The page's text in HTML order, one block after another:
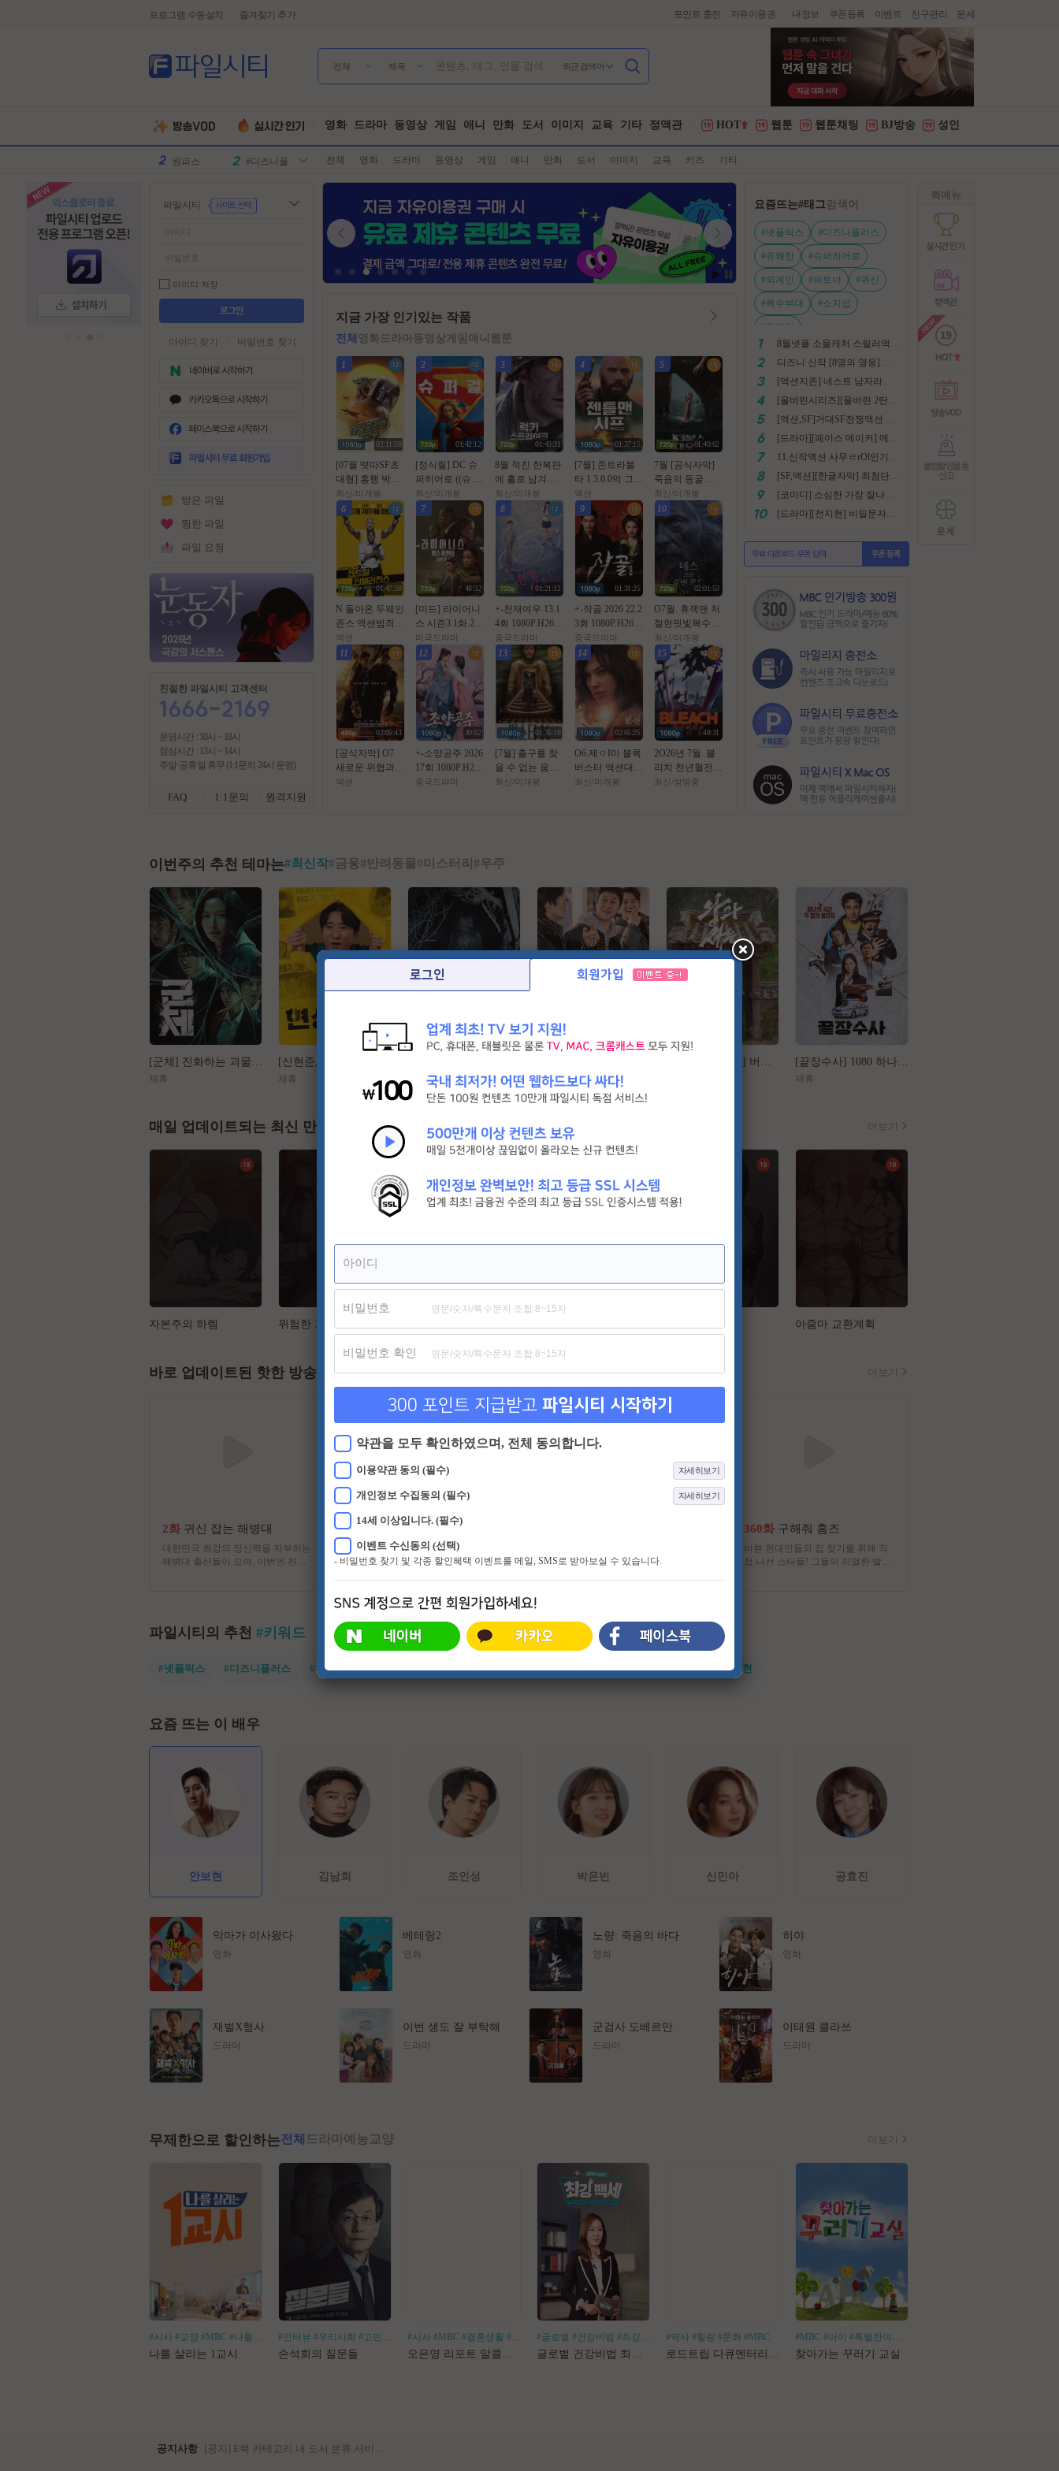
프로그램 수동설치 즐겨찾기 추가 포인트 충전 자유이용권 내정보 쿠폰등록 이벤트 친구관리 운세
퀵메뉴
전체 제목 최근 검색어
영화 드라마 동영상 게임 애니 만화 도서 이미지 교육 기타 정액관 HOT 웹툰 웹툰채팅 BJ방송 성인
러스
스파이더맨 #유쾌한
로
만달로리안 #외계인
동궁
다를입는다
디스클로저
데이
#소지섭
유부녀킬러 #전지현
군체 #넷플릭스
전체 영화 드라마 동영상 게임 애니 만화 도서 이미지 교육 키즈 기타
파일시티
아이디 저장
아이디 찾기 비밀번호 찾기
가
입
받은 파일
찜한 파일
파일 요청
친절한 파일시티 고객센터
운영시간 : 10시 ~ 18시
점심시간 : 13시 ~ 14시
주말·공휴일 휴무 (1:1문의 24시 운영)
FAQ 1:1문의 원격지원
지금 가장 인기있는 작품
전체 영화드라마동영상게임 애니 웹툰
1
02:11:58
[07월 떳따SF초
대형] 흥행 박스1
위 [초대형SF대
작영화] [스워즈]
1080공식자막
최신/미개봉
2
01:42:12
[정식릴] DC 슈
퍼히어로 ((슈.
퍼.걸)) 1080p 5.1
공식자막
최신/미개봉
3
01:43:31
8월 적진 한복판
에 홀로 남겨진
미군 병사 [ 럭키
스트라Ol크 ] 108
0p 5.1 완벽자막
최신/미개봉
4
01:37:15
[7월] 존트라볼
타 1.3.0.0억 그림
을 훔쳐라 [ 젠틀
맨 시프 ]완벽자
막
액션
5
01:40:02
7월 [공식자막]
죽음의 동굴 목
숨 건 생존[ 데블
스 마우스 ]
최신/미개봉
6
01:47:38
N 돌아온 두웨인
존스 액션범죄 [
쎈투럴 잉텔ㄹ1
전쑤 ] 공식자막
초고화질 FHD5.
1
액션
7
48:32
[미드] 라이어니
스 시즌3 1화.202
6.1080p.한글자
막
미국드라마
8
01:21:12
+-천재여우 13.1
4회 1080P.H264.
AAC [번역기한
글자막첨부]
중국드라마
9
01:31:25
+-작골 2026 22.2
3회 1080P.H264.
AAC [iQIYI정식
자체자막]
중국드라마
10
02:01:53
O7월. 휴잭맨 처
절한핏빛복수극
(( _ 로 빈 후 드 _
)) 1080P 완벽자
막
최신/미개봉
11
02:05:43
[공식자막] O7
새로운 위협과
최강의미션 [ 떠
액션
12
30:02
+-소양공주 2026
17회 1080P.H26
4.AAC [번역기
중국드라마
13
01:35:18
[7월] 출구를 찾
을 수 없는 움직
이는 호텔 [ MR.
최신/미개봉
14
02:05:25
O6.제ㅇI미 블록
버스터 액션대작
[ 핫 트 오 브 스
최신/미개봉
15
48:31
2O26년 7월. 블
리치 천년혈전편
4쿨. 화진담 1화
최신/방영중
요즘뜨는#태그검색어
#넷플릭스 #디즈니플러스
#유쾌한 #슈퍼히어로
#외계인 #파트너 #귀신
#특수부대 #소지섭
#전지현
[울버린시리즈][울버린 2탄] 더 울버린 확장판 완벽자막
[SF,액션][한글자막] 최첨단 미래특수부대 초대박 안봄후회함~ 진짜잼있어요 스샷 꼭보세요 1080
이번주의 추천 테마는#최신작#금융#반려동물#미스터리 #우주
제휴 제휴 제휴 제휴 제휴
매일 업데이트되는 최신 만화 더보기
자본주의 하렘 아줌마 교환계획
바로 업데이트된 핫한 방송 더보기
2화 귀신 잡는 해병대
대한민국 최강의 정신력을 자부하는
해병대 출신들이 모여, 이번엔 진짜
여름 납량 오컬트 수색 버라이어티!
94화 이혼숙려캠프
인생을 새로고침하기 위한 부부들의
이야기 <이혼숙려캠프>
우자, 동료... 세 명의 '이야기꾼'이 스
360화 구해줘 홈즈
바쁜 현대인들의 집 찾기를 위해 직
접 나선 스타들! 그들의 리얼한 발품
파일시티의 추천 #키워드
#넷플릭스 #디즈니플러스 #유쾌한 #슈퍼히어로 #외계인 #파트너 #귀신 #특수부대 #소지섭 #전지현
요즘 뜨는 이 배우
안보현 김남희 조인성 박은빈 신민아 공효진
악마가 이사왔다
영화
베테랑2
영화
노량: 죽음의 바다
영화
히야
영화
재벌X형사
드라마
이번 생도 잘 부탁해
드라마
군검사 도베르만
드라마
이태원 클라쓰
드라마
무제한으로 할인하는전체 드라마예능 교양 더보기
#시사 #교양 #MBC #나를살리는
나를 살리는 1교시
#인터뷰 #우리사회 #고민거리 #분야별
손석희의 질문들
#시사 #MBC #결혼생활 #알코올중독 #글로벌 #건강비법 #최강백세 #김경화
#역사 #힐링 #문화 #MBC #MBC #아이 #특별한여행
찾아가는 꾸러기 교실
공지사항
[공지] 사이트 내 장기 콘텐츠 정리 작업 진행
로그인 회원가입
아이디
비밀번호
비밀번호 확인
300 포인트 지급받고 파일시티 시작하기
약관을 모두 확인하였으며, 전체 동의합니다.
이용약관 동의 (필수) 자세히보기
개인정보 수집동의 (필수) 자세히보기
14세 이상입니다. (필수)
이벤트 수신동의 (선택)
- 비밀번호 찾기 및 각종 할인혜택 이벤트를 메일, SMS로 받아보실 수 있습니다.